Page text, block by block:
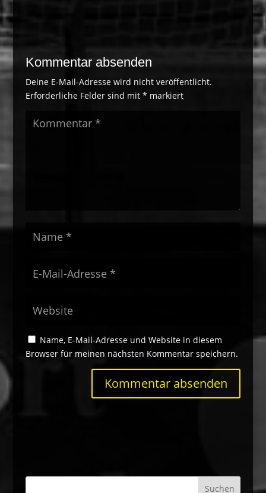
Kommentar absenden
Deine E-Mail-Adresse wird nicht veröffentlicht.
Erforderliche Felder sind mit * markiert
Name, E-Mail-Adresse und Website in diesem
Browser für meinen nächsten Kommentar speichern.